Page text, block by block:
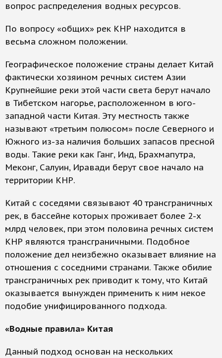
вопрос распределения водных ресурсов.
По вопросу «общих» рек КНР находится в
весьма сложном положении.
Географическое положение страны делает Китай
фактически хозяином речных систем Азии
Крупнейшие реки этой части света берут начало
в Тибетском нагорье, расположенном в юго-
западной части Китая. Эту местность также
называют «третьим полюсом» после Северного и
Южного из-за наличия больших запасов пресной
воды. Такие реки как Ганг, Инд, Брахмапутра,
Меконг, Салуин, Иравади берут свое начало на
территории КНР.
Китай с соседями связывают 40 трансграничных
рек, в бассейне которых проживает более 2-х
млрд человек, при этом половина речных систем
КНР являются трансграничными. Подобное
положение дел неизбежно оказывает влияние на
отношения с соседними странами. Также обилие
трансграничных рек приводит к тому, что Китай
оказывается вынужден применить к ним некое
подобие унифицированного подхода.
«Водные правила» Китая
Данный подход основан на нескольких